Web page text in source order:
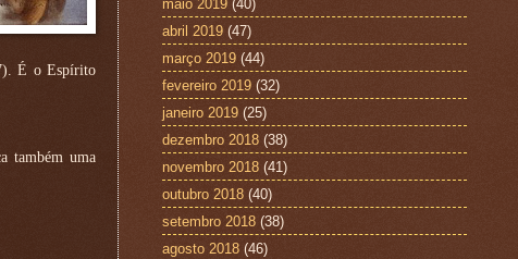
É o Espírito
também uma
maio 2019 (40)
abril 2019 (47)
março 2019 (44)
fevereiro 2019 (32)
janeiro 2019 (25)
dezembro 2018 (38)
novembro 2018 (41)
outubro 2018 (40)
setembro 2018 (38)
agosto 2018 (46)